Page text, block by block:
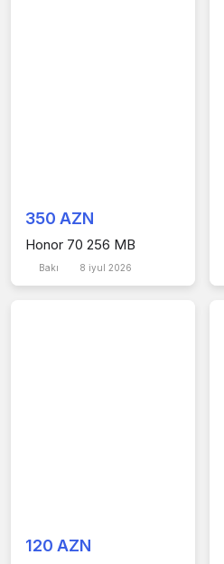
350 AZN
Honor 70 256 MB
Bakı 8 iyul 2026
120 AZN